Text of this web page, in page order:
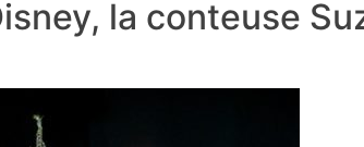
la conteuse